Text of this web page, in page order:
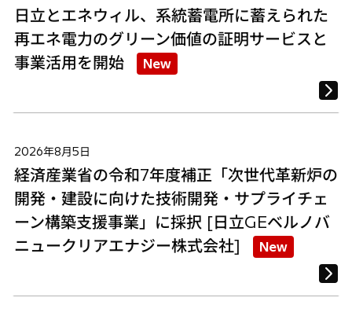
日立とエネウィル、系統蓄電所に蓄えられた
再エネ電力のグリーン価値の証明サービスと
事業活用を開始
New
2026年8月5日
経済産業省の令和7年度補正「次世代革新炉の
開発・建設に向けた技術開発・サプライチェ
ーン構築支援事業」に採択 [日立GEベルノバ
ニュークリアエナジー株式会社]
New